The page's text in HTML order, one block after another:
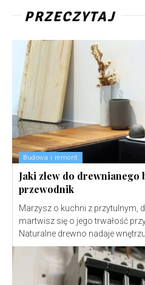
PRZECZYTAJ
Budowa i remont
Jaki zlew do drewnianego
przewodnik
Marzysz o kuchni z przytulnym,
martwisz się o jego trwałość
Naturalne drewno nadaje